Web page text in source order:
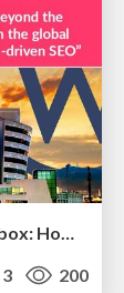
Beyond borders and beyond the search box: How to win the global "messy middle" with AI-driven SEO
3 200